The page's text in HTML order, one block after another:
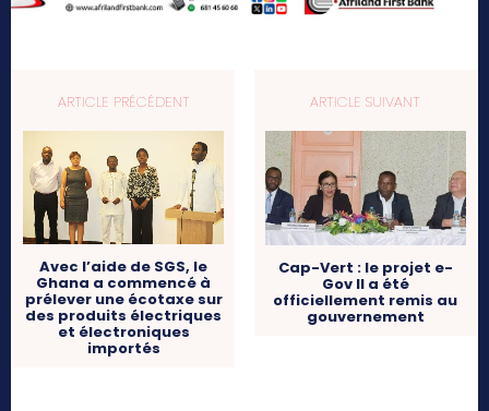
ARTICLE PRÉCÉDENT
Avec l’aide de SGS, le
Ghana a commencé à
prélever une écotaxe sur
des produits électriques
et électroniques
importés
ARTICLE SUIVANT
Cap-Vert : le projet e-
Gov II a été
officiellement remis au
gouvernement